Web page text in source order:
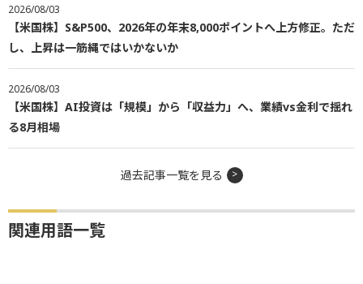
2026/08/03
【米国株】S&P500、2026年の年末8,000ポイントへ上方修正。ただ
し、上昇は一筋縄ではいかないか
2026/08/03
【米国株】AI投資は「規模」から「収益力」へ、業績vs金利で揺れ
る8月相場
過去記事一覧を見る
関連用語一覧